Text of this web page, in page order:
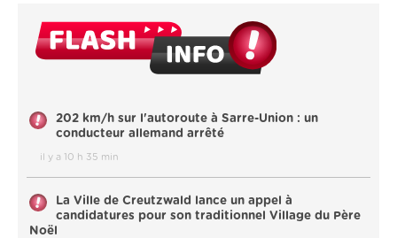
202 km/h sur l'autoroute à Sarre-Union : un
conducteur allemand arrêté
il y a 10 h 35 min
La Ville de Creutzwald lance un appel à
candidatures pour son traditionnel Village du Père
Noël